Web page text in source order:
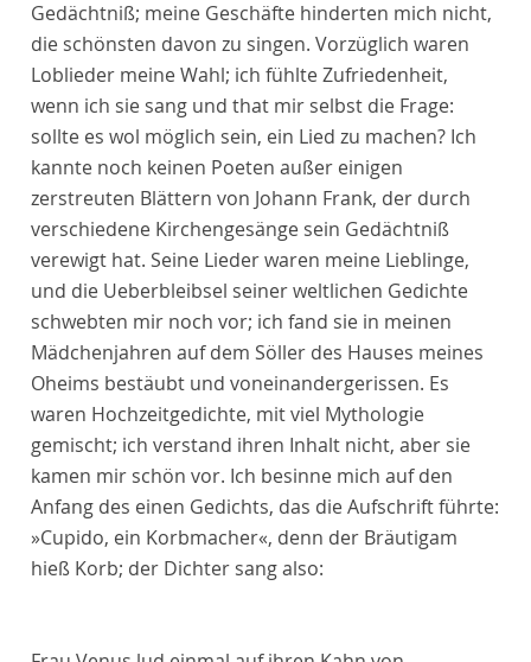
Gedächtniß; meine Geschäfte hinderten mich nicht,
die schönsten davon zu singen. Vorzüglich waren
Loblieder meine Wahl; ich fühlte Zufriedenheit,
wenn ich sie sang und that mir selbst die Frage:
sollte es wol möglich sein, ein Lied zu machen? Ich
kannte noch keinen Poeten außer einigen
zerstreuten Blättern von Johann Frank, der durch
verschiedene Kirchengesänge sein Gedächtniß
verewigt hat. Seine Lieder waren meine Lieblinge,
und die Ueberbleibsel seiner weltlichen Gedichte
schwebten mir noch vor; ich fand sie in meinen
Mädchenjahren auf dem Söller des Hauses meines
Oheims bestäubt und voneinandergerissen. Es
waren Hochzeitgedichte, mit viel Mythologie
gemischt; ich verstand ihren Inhalt nicht, aber sie
kamen mir schön vor. Ich besinne mich auf den
Anfang des einen Gedichts, das die Aufschrift führte:
»Cupido, ein Korbmacher«, denn der Bräutigam
hieß Korb; der Dichter sang also: